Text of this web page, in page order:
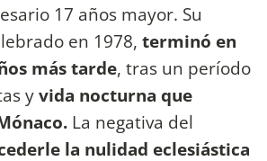
17 años mayor. Su
en 1978, terminó en
más tarde, tras un período
yvida nocturna que
La negativa del
la nulidad eclesiástica